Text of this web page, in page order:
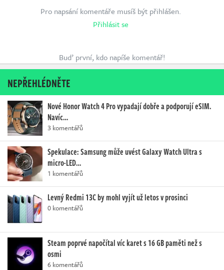
Pro napsání komentáře musíš být přihlášen.
Přihlásit se
Buď první, kdo napíše komentář!
NEPŘEHLÉDNĚTE
Nové Honor Watch 4 Pro vypadají dobře a podporují eSIM.
Navíc…
3 komentářů
Spekulace: Samsung může uvést Galaxy Watch Ultra s
micro-LED…
1 komentářů
Levný Redmi 13C by mohl vyjít už letos v prosinci
0 komentářů
Steam poprvé napočítal víc karet s 16 GB paměti než s
osmi
6 komentářů